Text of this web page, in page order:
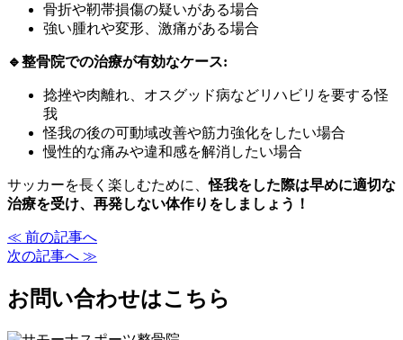
骨折や靭帯損傷の疑いがある場合
強い腫れや変形、激痛がある場合
🔹整骨院での治療が有効なケース:
捻挫や肉離れ、オスグッド病などリハビリを要する怪
我
怪我の後の可動域改善や筋力強化をしたい場合
慢性的な痛みや違和感を解消したい場合
サッカーを長く楽しむために、怪我をした際は早めに適切な
治療を受け、再発しない体作りをしましょう！
≪ 前の記事へ
次の記事へ ≫
お問い合わせはこちら